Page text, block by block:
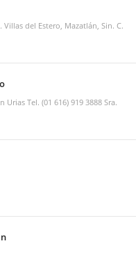
del Estero, Mazatlán, Sin. C.
Tel. (01 616) 919 3888 Sra.